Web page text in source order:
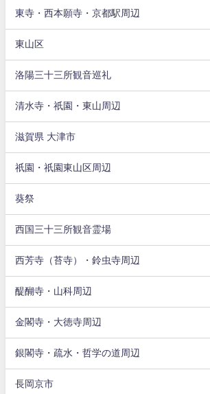
東寺・西本願寺・京都駅周辺
東山区
洛陽三十三所観音巡礼
清水寺・祇園・東山周辺
滋賀県 大津市
祇園・祇園東山区周辺
葵祭
西国三十三所観音霊場
西芳寺（苔寺）・鈴虫寺周辺
醍醐寺・山科周辺
金閣寺・大徳寺周辺
銀閣寺・疏水・哲学の道周辺
長岡京市